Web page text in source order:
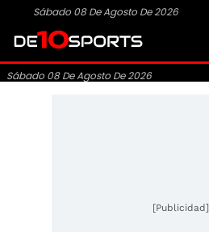
Sábado 08 De Agosto De 2026
Sábado 08 De Agosto De 2026
[Publicidad]